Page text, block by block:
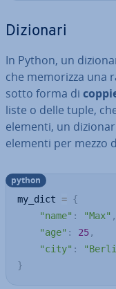
Dizionari
In Python, un
che memorizza una
sotto forma di
liste o delle tuple,
elementi, un
elementi per mezzo
my_dict = {
"name" : "Max" ,
"age" : 25,
"city" :
}
python